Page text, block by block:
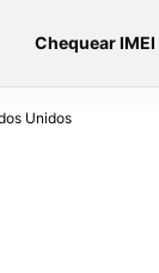
Chequear IMEI
Unidos